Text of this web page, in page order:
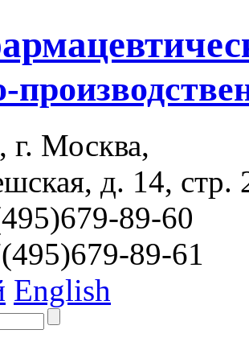
г. Москва,
д. 14, стр.
89-60
89-61
English